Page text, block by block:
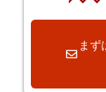
まず